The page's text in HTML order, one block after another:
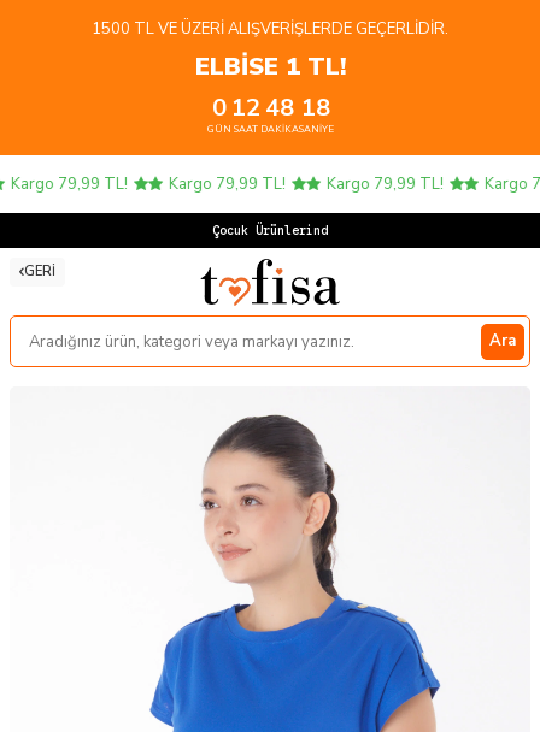
1500 TL VE ÜZERI ALIŞVERIŞLERDE GEÇERLIDIR.
ELBİSE 1 TL!
0
GÜN
12
SAAT
48
DAKIKA
18
SANIYE
79,99 TL! Kargo 79,99 TL! Kargo 79,99 TL! Kargo
Çocuk Ürünlerinde
GERI
Ara